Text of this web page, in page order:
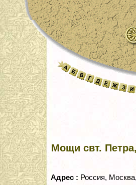
Мощи свт.
Адрес : Россия,